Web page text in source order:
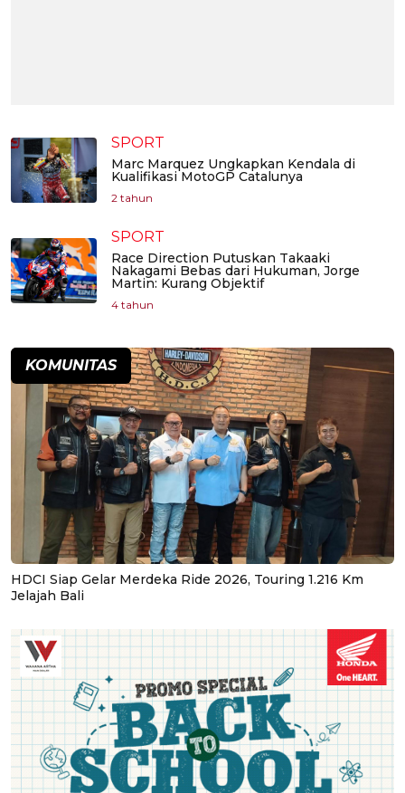
SPORT
Marc Marquez Ungkapkan Kendala di
Kualifikasi MotoGP Catalunya
2 tahun
SPORT
Race Direction Putuskan Takaaki
Nakagami Bebas dari Hukuman, Jorge
Martin: Kurang Objektif
4 tahun
KOMUNITAS
HDCI Siap Gelar Merdeka Ride 2026, Touring 1.216 Km
Jelajah Bali